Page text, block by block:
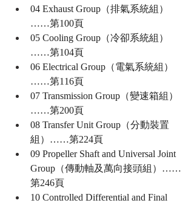
04 Exhaust Group（排氣系統組）
……第100頁
05 Cooling Group（冷卻系統組）
……第104頁
06 Electrical Group（電氣系統組）
……第116頁
07 Transmission Group（變速箱組）
……第200頁
08 Transfer Unit Group（分動裝置
組）……第224頁
09 Propeller Shaft and Universal Joint
Group（傳動軸及萬向接頭組）……
第246頁
10 Controlled Differential and Final